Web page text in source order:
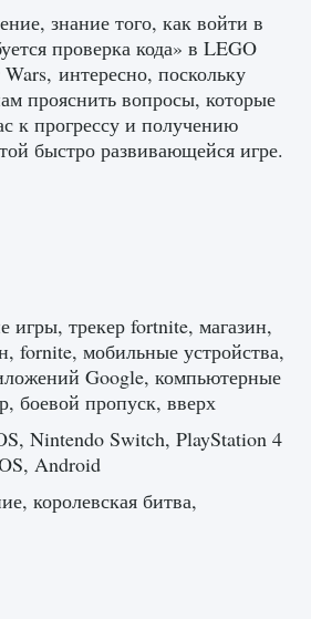
ошибку
интерфейса Delta
сервера Delta Force
знание того, как войти в
проверка кода» в LEGO
интересно, поскольку
прояснить вопросы, которые
к прогрессу и получению
быстро развивающейся игре.
игры, трекер fortnite, магазин,
fornite, мобильные устройства,
Google, компьютерные
боевой пропуск, вверх
Nintendo Switch, PlayStation 4
Android
королевская битва,